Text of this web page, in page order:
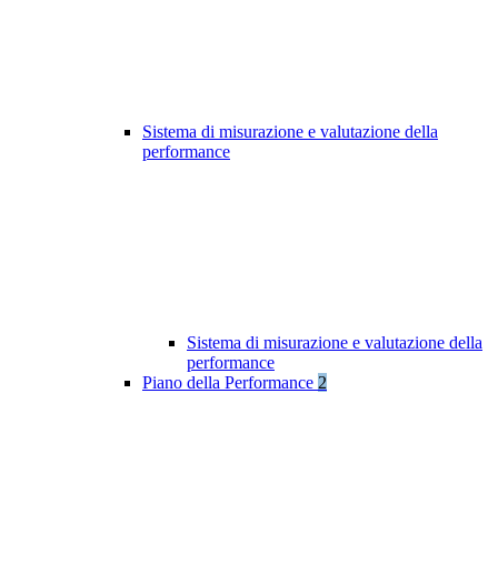
Sistema di misurazione e valutazione della
performance
Sistema di misurazione e valutazione della
performance
Piano della Performance 2